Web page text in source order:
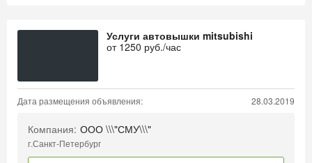
Услуги автовышки mitsubishi
от 1250 руб./час
Дата размещения объявления: 28.03.2019
Компания: ООО \\\"СМУ\\\"
г.Санкт-Петербург